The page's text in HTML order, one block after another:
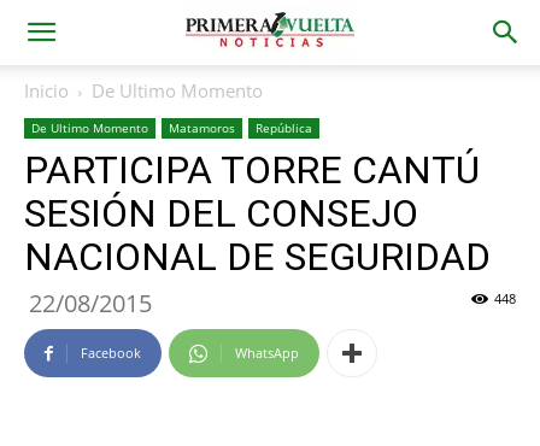
Inicio De Ultimo Momento
De Ultimo Momento Matamoros República
PARTICIPA TORRE CANTÚ
SESIÓN DEL CONSEJO
NACIONAL DE SEGURIDAD
22/08/2015 448
Facebook WhatsApp